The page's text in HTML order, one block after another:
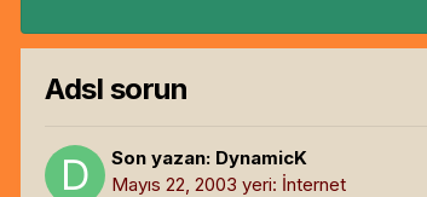
Adsl sorun
Son yazan: DynamicK
Mayıs 22, 2003 yeri: İnternet